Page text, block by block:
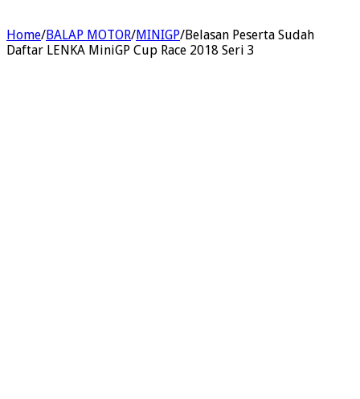
Home/BALAP MOTOR/MINIGP/Belasan Peserta Sudah
Daftar LENKA MiniGP Cup Race 2018 Seri 3